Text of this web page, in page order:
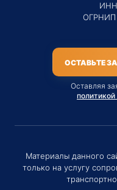
ИНН
ОГРНИП
ОСТАВЬТЕ
Оставляя
Материалы данного
только на услугу